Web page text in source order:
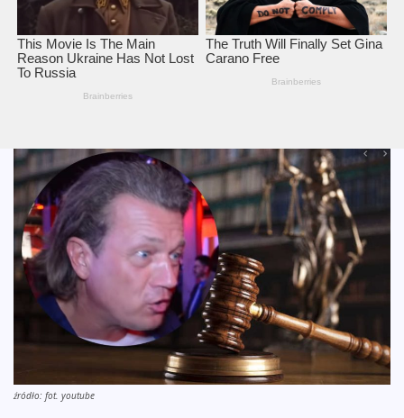
źródło: fot. youtube